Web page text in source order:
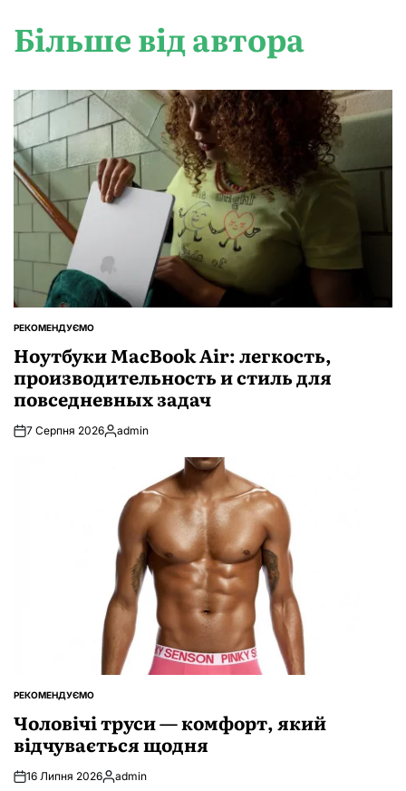
Більше від автора
ОПУБЛІКУВАТИ
РЕКОМЕНДУЄМО
Ноутбуки MacBook Air: легкость,
производительность и стиль для
повседневных задач
7 Серпня 2026Опубліковано
admin
ОПУБЛІКУВАТИ
РЕКОМЕНДУЄМО
Чоловічі труси — комфорт, який
відчувається щодня
16 Липня 2026Опубліковано
admin